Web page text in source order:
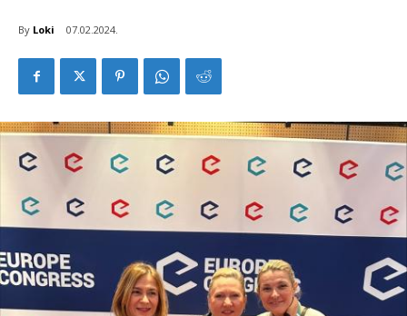
By Loki 07.02.2024.